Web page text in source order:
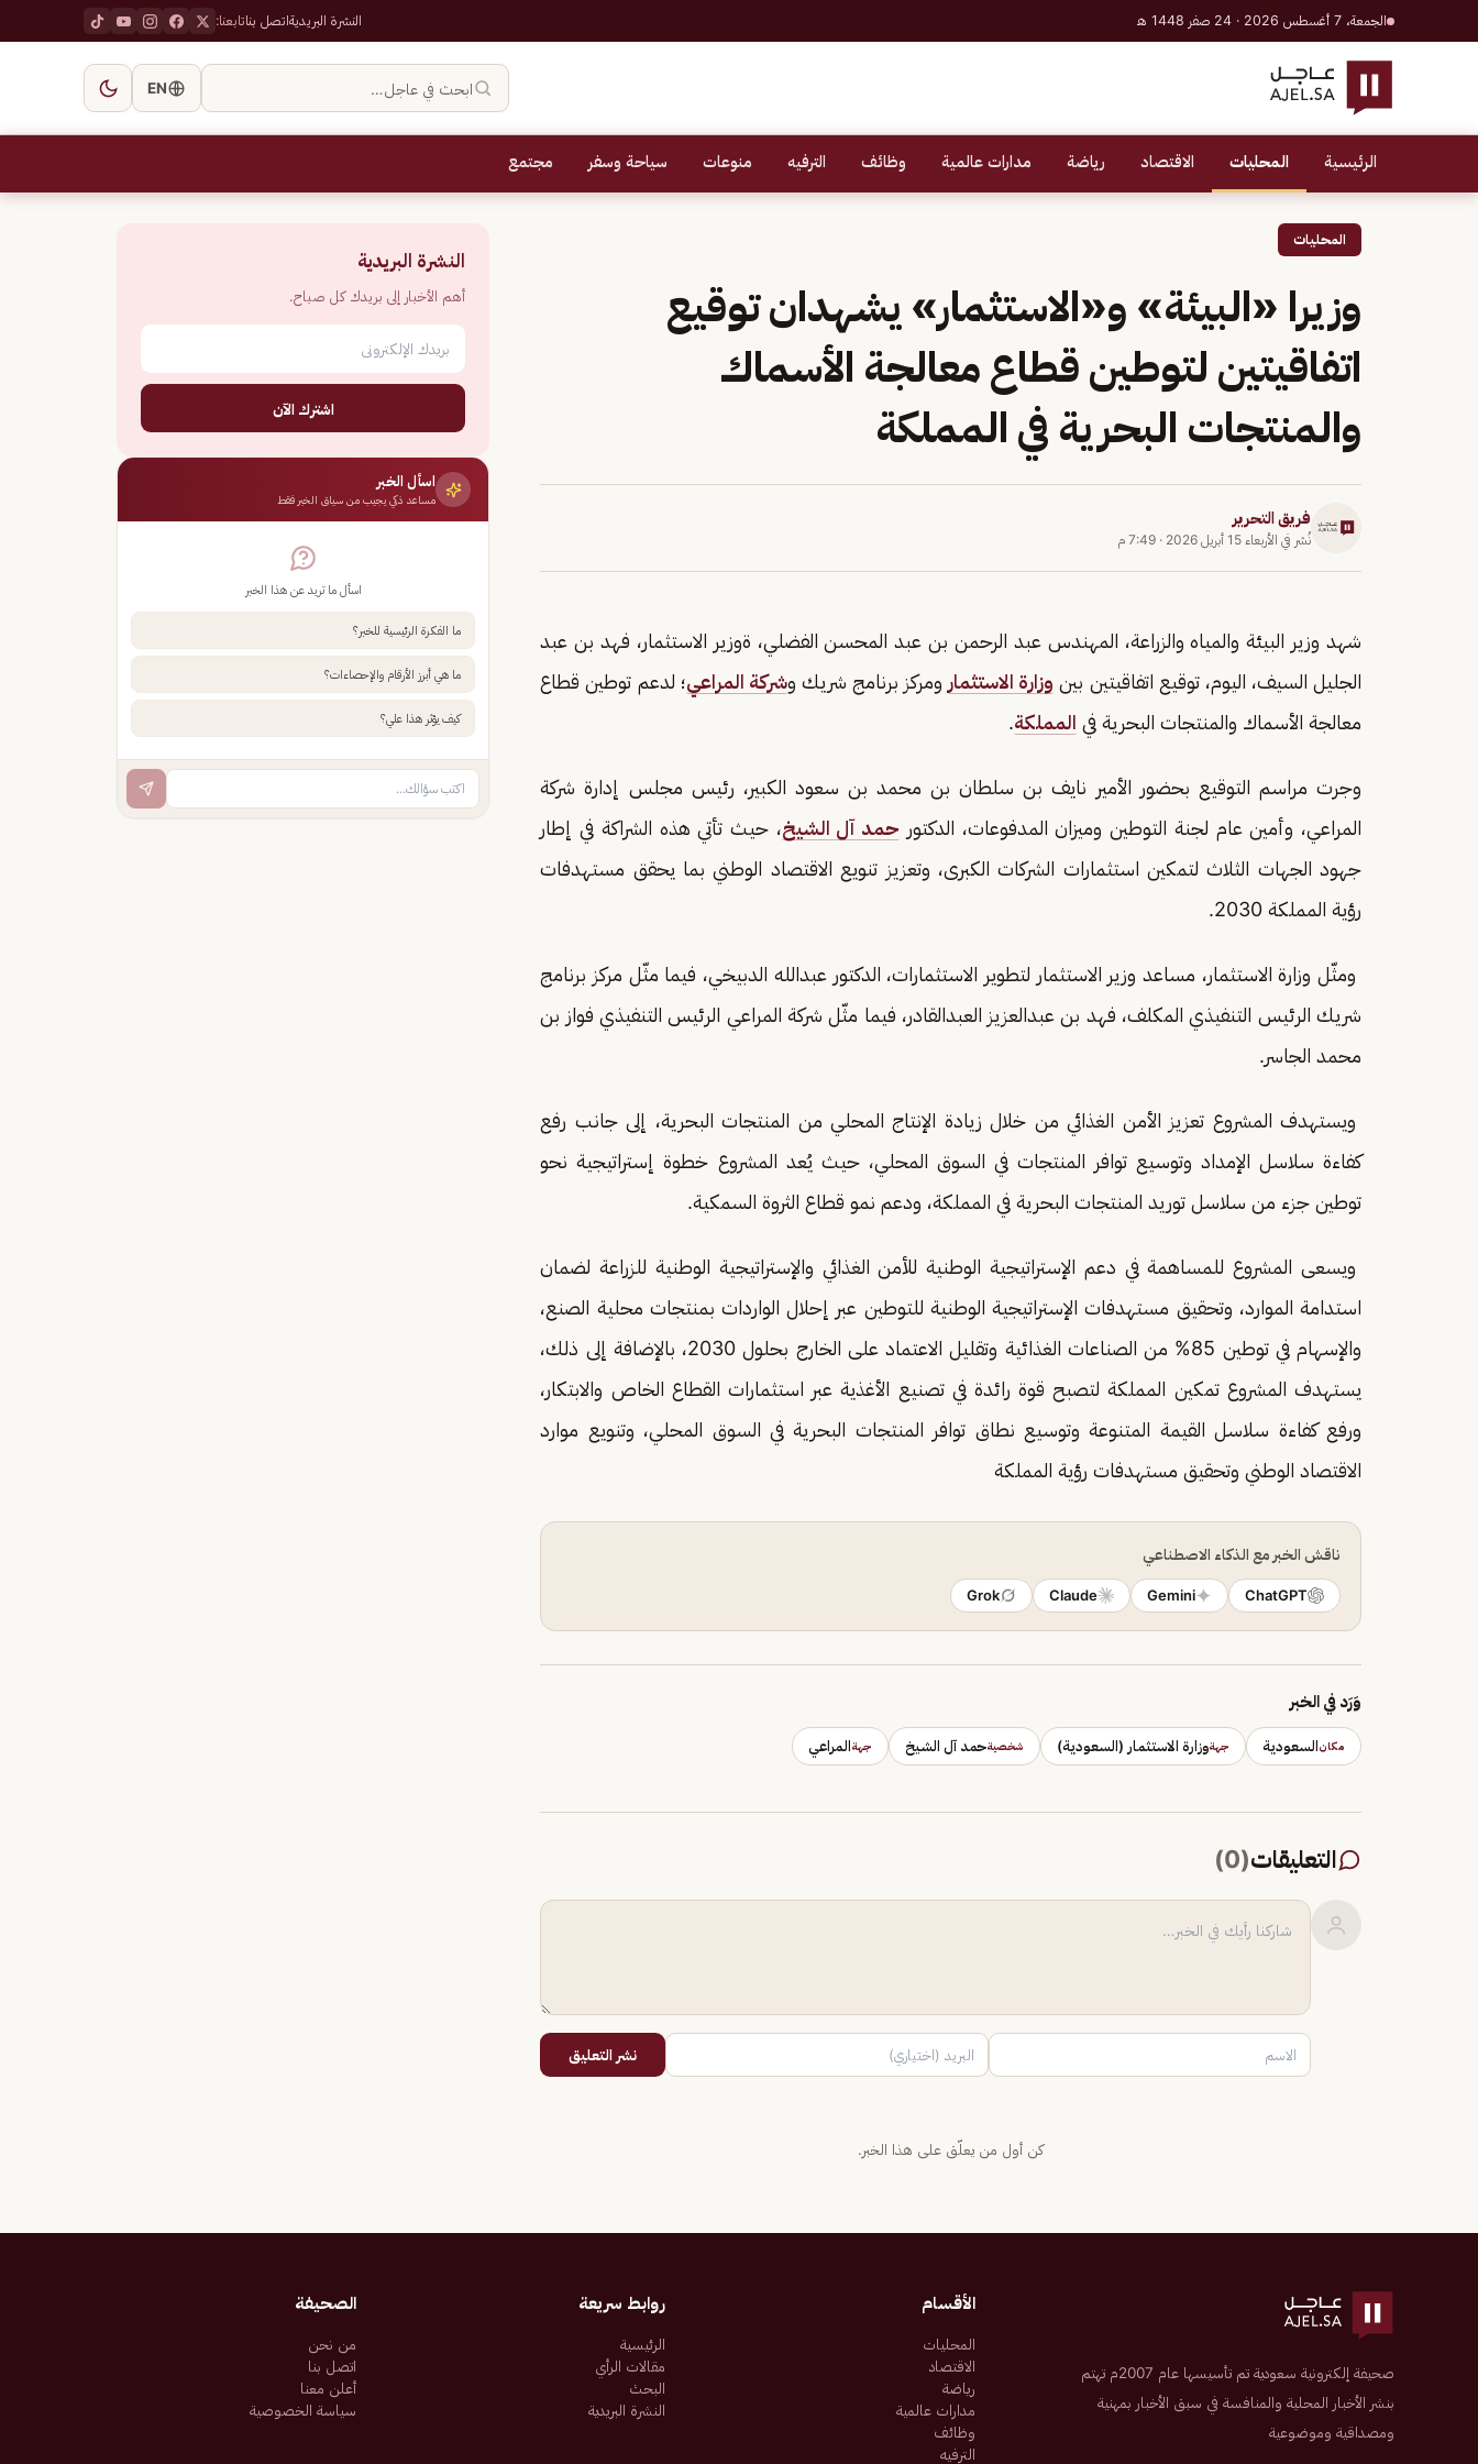
الجمعة، 7 أغسطس 2026 · 24 صفر 1448 هـ النشرة البريديةاتصل بناتابعنا:
ابحث في عاجل… EN
الرئيسية المحليات الاقتصاد رياضة مدارات عالمية وظائف الترفيه منوعات سياحة وسفر مجتمع
المحليات
وزيرا «البيئة» و«الاستثمار» يشهدان توقيع
اتفاقيتين لتوطين قطاع معالجة الأسماك
والمنتجات البحرية في المملكة
فريق التحرير
نُشر في الأربعاء 15 أبريل 2026 · 7:49 م
شهد وزير البيئة والمياه والزراعة، المهندس عبد الرحمن بن عبد المحسن الفضلي، ةوزير الاستثمار، فهد بن عبد
الجليل السيف، اليوم، توقيع اتفاقيتين بين وزارة الاستثمار ومركز برنامج شريك وشركة المراعي؛ لدعم توطين قطاع
معالجة الأسماك والمنتجات البحرية في المملكة.
وجرت مراسم التوقيع بحضور الأمير نايف بن سلطان بن محمد بن سعود الكبير، رئيس مجلس إدارة شركة
المراعي، وأمين عام لجنة التوطين وميزان المدفوعات، الدكتور حمد آل الشيخ، حيث تأتي هذه الشراكة في إطار
جهود الجهات الثلاث لتمكين استثمارات الشركات الكبرى، وتعزيز تنويع الاقتصاد الوطني بما يحقق مستهدفات
رؤية المملكة 2030.
ومثّل وزارة الاستثمار، مساعد وزير الاستثمار لتطوير الاستثمارات، الدكتور عبدالله الدبيخي، فيما مثّل مركز برنامج
شريك الرئيس التنفيذي المكلف، فهد بن عبدالعزيز العبدالقادر، فيما مثّل شركة المراعي الرئيس التنفيذي فواز بن
محمد الجاسر.
ويستهدف المشروع تعزيز الأمن الغذائي من خلال زيادة الإنتاج المحلي من المنتجات البحرية، إلى جانب رفع
كفاءة سلاسل الإمداد وتوسيع توافر المنتجات في السوق المحلي، حيث يُعد المشروع خطوة إستراتيجية نحو
توطين جزء من سلاسل توريد المنتجات البحرية في المملكة، ودعم نمو قطاع الثروة السمكية.
ويسعى المشروع للمساهمة في دعم الإستراتيجية الوطنية للأمن الغذائي والإستراتيجية الوطنية للزراعة لضمان
استدامة الموارد، وتحقيق مستهدفات الإستراتيجية الوطنية للتوطين عبر إحلال الواردات بمنتجات محلية الصنع،
والإسهام في توطين 85% من الصناعات الغذائية وتقليل الاعتماد على الخارج بحلول 2030، بالإضافة إلى ذلك،
يستهدف المشروع تمكين المملكة لتصبح قوة رائدة في تصنيع الأغذية عبر استثمارات القطاع الخاص والابتكار،
ورفع كفاءة سلاسل القيمة المتنوعة وتوسيع نطاق توافر المنتجات البحرية في السوق المحلي، وتنويع موارد
الاقتصاد الوطني وتحقيق مستهدفات رؤية المملكة
ناقش الخبر مع الذكاء الاصطناعي
ChatGPT
Gemini
Claude
Grok
وَرَد في الخبر
مكانالسعودية جهةوزارة الاستثمار (السعودية) شخصيةحمد آل الشيخ جهةالمراعي
التعليقات(
0
)
نشر التعليق
كن أول من يعلّق على هذا الخبر.
النشرة البريدية
أهم الأخبار إلى بريدك كل صباح.
اشترك الآن
اسأل الخبر
مساعد ذكي يجيب من سياق الخبر فقط
اسأل ما تريد عن هذا الخبر
ما الفكرة الرئيسية للخبر؟
ما هي أبرز الأرقام والإحصاءات؟
كيف يؤثر هذا علي؟
صحيفة إلكترونية سعودية تم تأسيسها عام 2007م تهتم
بنشر الأخبار المحلية والمنافسة في سبق الأخبار بمهنية
ومصداقية وموضوعية
الأقسام
المحليات
الاقتصاد
رياضة
مدارات عالمية
وظائف
الترفيه
روابط سريعة
الرئيسية
مقالات الرأي
البحث
النشرة البريدية
الصحيفة
من نحن
اتصل بنا
أعلن معنا
سياسة الخصوصية